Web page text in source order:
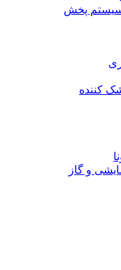
سیستم پخش
کننده
و گاز